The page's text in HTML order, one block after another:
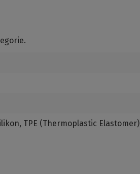
, TPE (Thermoplastic Elastomer)